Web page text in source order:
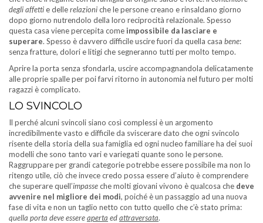
degli affettie dellerelazioniche le persone creano e rinsaldano giorno
dopo giorno nutrendolo della loro reciprocità relazionale. Spesso
questa casa viene percepita come impossibile da lasciare e
superare. Spesso è davvero difficile uscire fuori da quella casa bene:
senza fratture, dolori e litigi che segneranno tutti per molto tempo.
Aprire la porta senza sfondarla, uscire accompagnandola delicatamente
alle proprie spalle per poi farvi ritorno in autonomia nel futuro per molti
ragazzi è complicato.
LO SVINCOLO
Il perché alcuni svincoli siano così complessi è un argomento
incredibilmente vasto e difficile da sviscerare dato che ogni svincolo
risente della storia della sua famiglia ed ogni nucleo familiare ha dei suoi
modelli che sono tanto vari e variegati quante sono le persone.
Raggruppare per grandi categorie potrebbe essere possibile ma non lo
ritengo utile, ciò che invece credo possa essere d’aiuto è comprendere
che superare quell’impasseche molti giovani vivono è qualcosa che deve
avvenire nel migliore dei modi, poiché è un passaggio ad una nuova
fase di vita e non un taglio netto con tutto quello che c’è stato prima:
quella porta deve essereaperta edattraversata.